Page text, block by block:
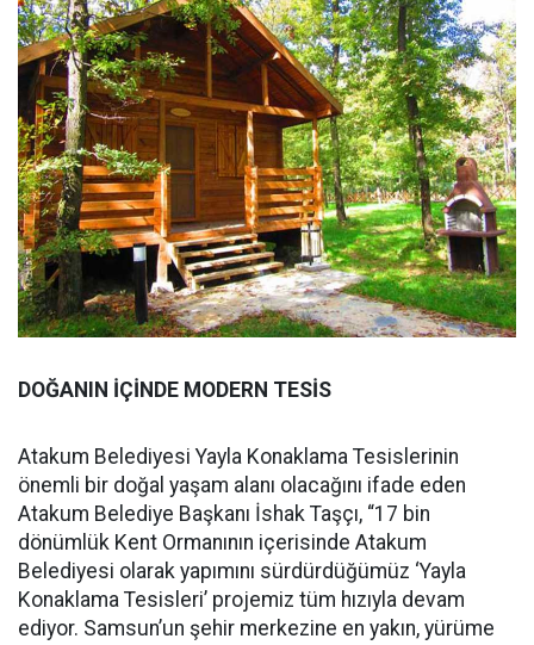
DOĞANIN İÇİNDE MODERN TESİS
Atakum Belediyesi Yayla Konaklama Tesislerinin
önemli bir doğal yaşam alanı olacağını ifade eden
Atakum Belediye Başkanı İshak Taşçı, “17 bin
dönümlük Kent Ormanının içerisinde Atakum
Belediyesi olarak yapımını sürdürdüğümüz ‘Yayla
Konaklama Tesisleri’ projemiz tüm hızıyla devam
ediyor. Samsun’un şehir merkezine en yakın, yürüme